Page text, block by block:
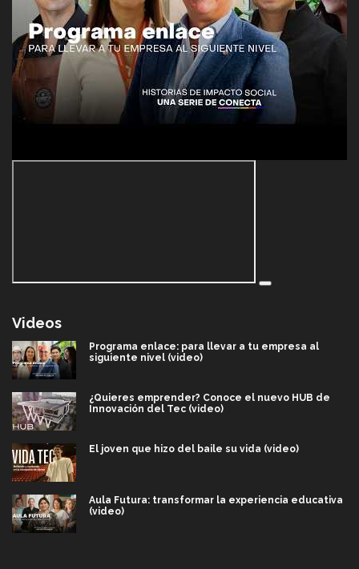
Videos
Programa enlace: para llevar a tu empresa al
siguiente nivel (video)
¿Quieres emprender? Conoce el nuevo HUB de
Innovación del Tec (video)
El joven que hizo del baile su vida (video)
Aula Futura: transformar la experiencia educativa
(video)